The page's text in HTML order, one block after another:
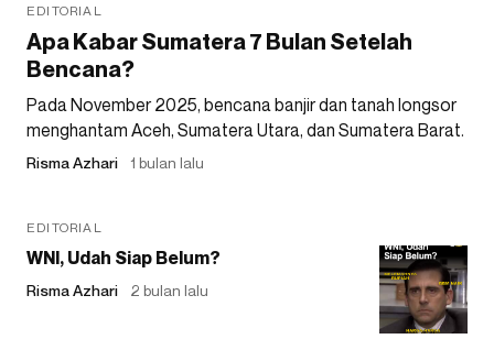
EDITORIAL
Apa Kabar Sumatera 7 Bulan Setelah
Bencana?
Pada November 2025, bencana banjir dan tanah longsor
menghantam Aceh, Sumatera Utara, dan Sumatera Barat.
Risma Azhari 1 bulan lalu
EDITORIAL
WNI, Udah Siap Belum?
Risma Azhari 2 bulan lalu